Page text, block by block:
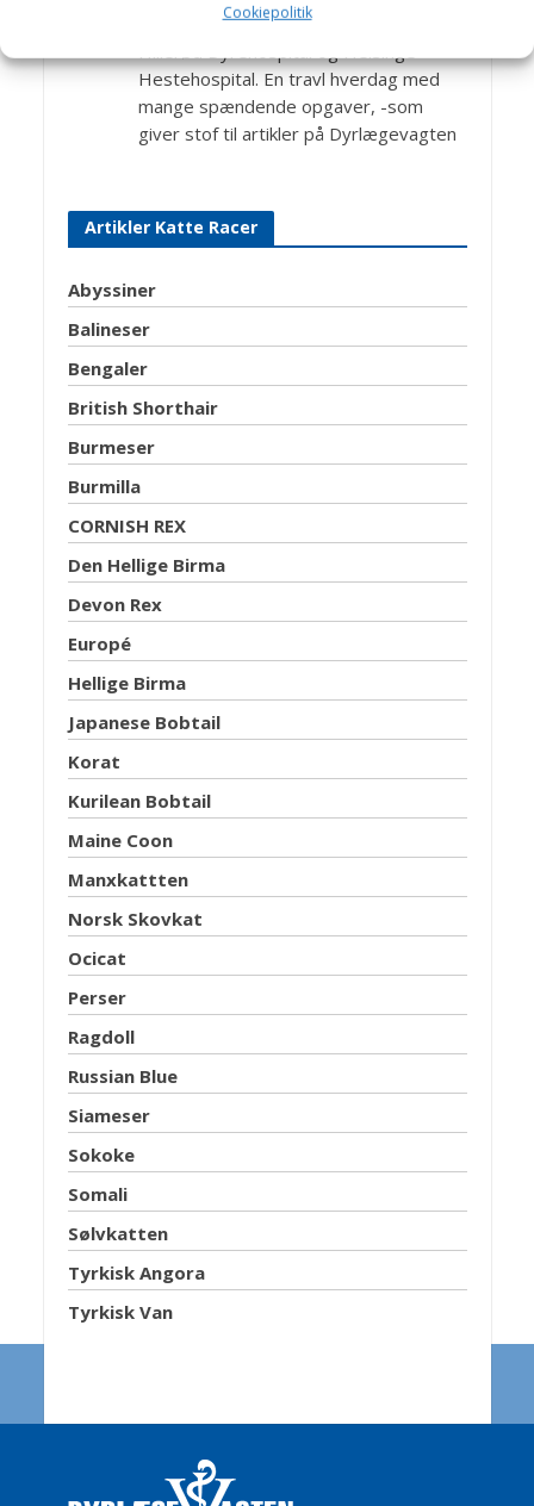
Cookiepolitik
Jens Bakkegaard: Dyrlæge og leder af
Hestehospital. En travl hverdag med
mange spændende opgaver, -som
giver stof til artikler på Dyrlægevagten
Artikler Katte Racer
Abyssiner
Balineser
Bengaler
British Shorthair
Burmeser
Burmilla
CORNISH REX
Den Hellige Birma
Devon Rex
Europé
Hellige Birma
Japanese Bobtail
Korat
Kurilean Bobtail
Maine Coon
Manxkattten
Norsk Skovkat
Ocicat
Perser
Ragdoll
Russian Blue
Siameser
Sokoke
Somali
Sølvkatten
Tyrkisk Angora
Tyrkisk Van